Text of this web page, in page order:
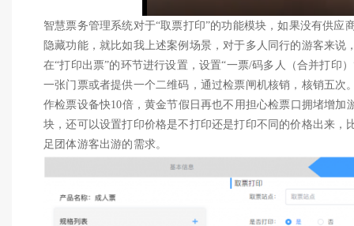
智慧票务管理系统对于“取票打印”的功能模块，如果没有供应
隐藏功能，就比如我上述案例场景，对于多人同行的游客来
在“打印出票”的环节进行设置，设置“一票/码多人（合并打印
一张门票或者提供一个二维码，通过检票闸机核销，核销五次
作检票设备快10倍，黄金节假日再也不用担心检票口拥堵增加
块，还可以设置打印价格是不打印还是打印不同的价格出来，
足团体游客出游的需求。